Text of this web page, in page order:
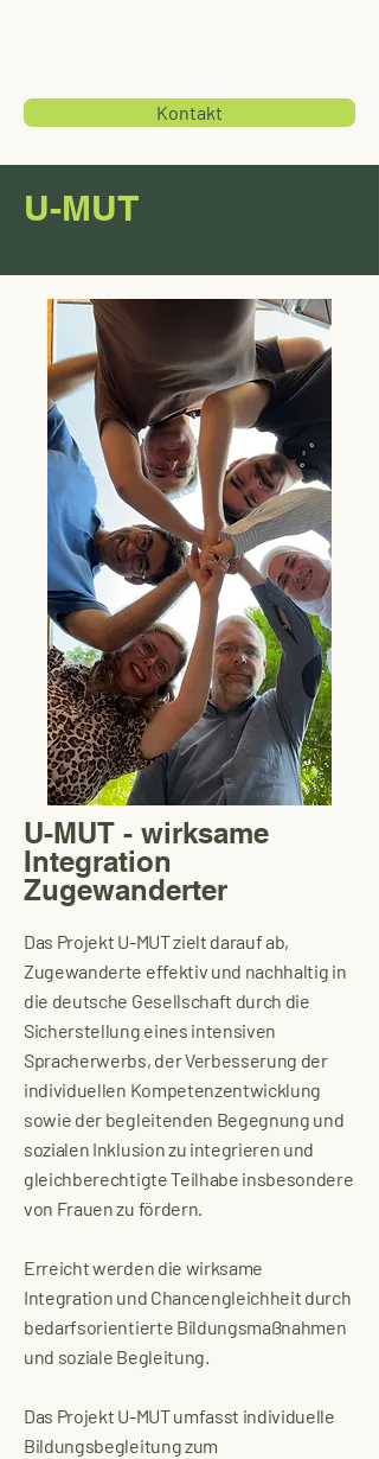
Kontakt
U-MUT
U-MUT - wirksame
Integration
Zugewanderter
Das Projekt U-MUT zielt darauf ab,
Zugewanderte effektiv und nachhaltig in
die deutsche Gesellschaft durch die
Sicherstellung eines intensiven
Spracherwerbs, der Verbesserung der
individuellen Kompetenzentwicklung
sowie der begleitenden Begegnung und
sozialen Inklusion zu integrieren und
gleichberechtigte Teilhabe insbesondere
von Frauen zu fördern.
Erreicht werden die wirksame
Integration und Chancengleichheit durch
bedarfsorientierte Bildungsmaßnahmen
und soziale Begleitung.
Das Projekt U-MUT umfasst individuelle
Bildungsbegleitung zum